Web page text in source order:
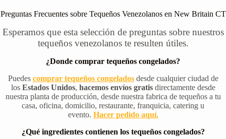
Preguntas Frecuentes sobre Tequeños Venezolanos en New Britain CT
Esperamos que esta selección de preguntas sobre nuestros
tequeños venezolanos te resulten útiles.
¿Donde comprar tequeños congelados?
Puedes comprar tequeños congelados desde cualquier ciudad de
los Estados Unidos, hacemos envíos gratisdirectamente desde
nuestra planta de producción, desde nuestra fabrica de tequeños a tu
casa, oficina, domicilio, restaurante, franquicia, catering u
evento. Hacer pedido aquí.
¿Qué ingredientes contienen los tequeños congelados?